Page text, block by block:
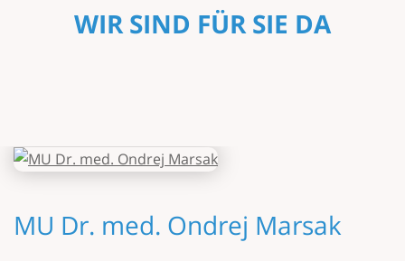
WIR SIND FÜR SIE DA
MU Dr. med. Ondrej Marsak